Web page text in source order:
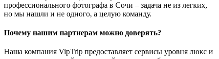
профессионального фотографа в Сочи – задача не из легких,
но мы нашли и не одного, а целую команду.
Почему нашим партнерам можно доверять?
Наша компания VipTrip предоставляет сервисы уровня люкс и